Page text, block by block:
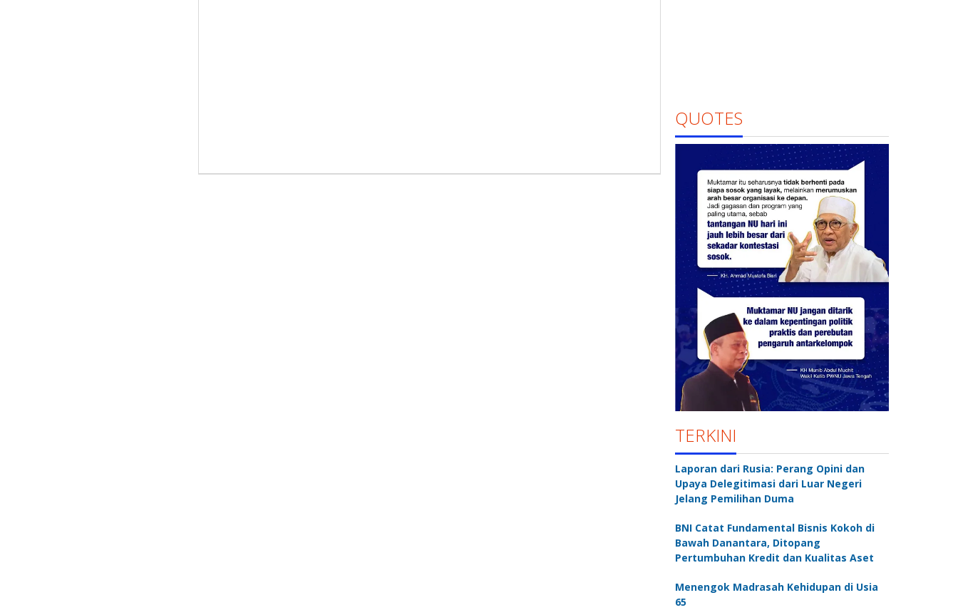
QUOTES
TERKINI
Laporan dari Rusia: Perang Opini dan
Upaya Delegitimasi dari Luar Negeri
Jelang Pemilihan Duma
BNI Catat Fundamental Bisnis Kokoh di
Bawah Danantara, Ditopang
Pertumbuhan Kredit dan Kualitas Aset
Menengok Madrasah Kehidupan di Usia
65